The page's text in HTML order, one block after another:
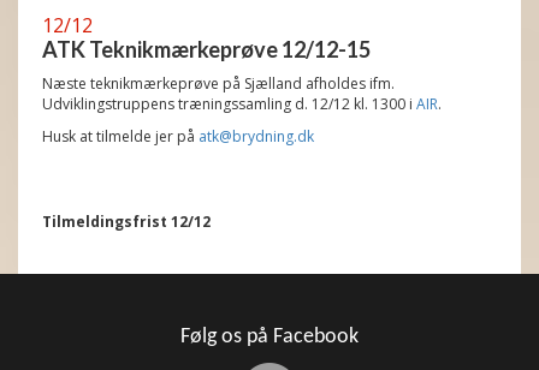
12/12
ATK Teknikmærkeprøve 12/12-15
Næste teknikmærkeprøve på Sjælland afholdes ifm.
Udviklingstruppens træningssamling d. 12/12 kl. 1300 i AIR.
Husk at tilmelde jer på atk@brydning.dk
Tilmeldingsfrist 12/12
Følg os på Facebook